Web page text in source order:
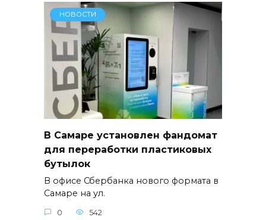
НОВОСТИ
В Самаре установлен фандомат
для переработки пластиковых
бутылок
В офисе Сбербанка нового формата в
Самаре на ул.
0 542